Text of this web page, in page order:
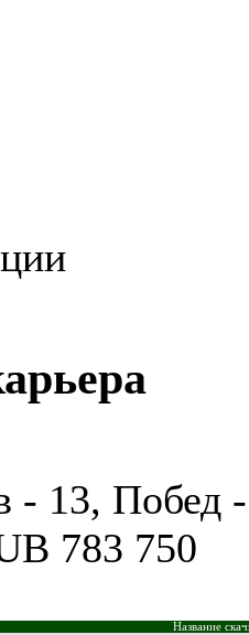
- 13,
783 750
Название